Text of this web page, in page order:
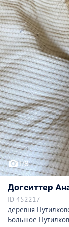
1/8
Догситтер
ID 452217
деревня
Большое